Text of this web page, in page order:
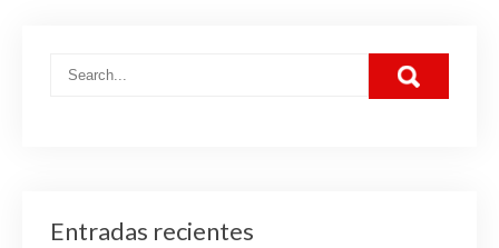
Entradas recientes